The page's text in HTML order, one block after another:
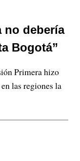
no debería
Bogotá”
Primera hizo
las regiones la